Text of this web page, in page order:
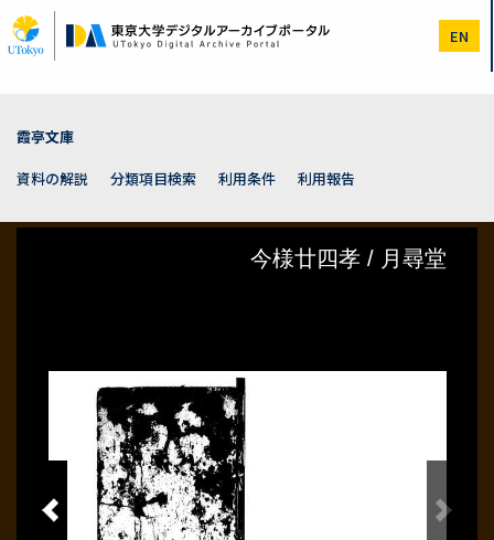
イ
ン
EN
霞亭文庫
資料の解説
分類項目検索 利用条件 利用報告